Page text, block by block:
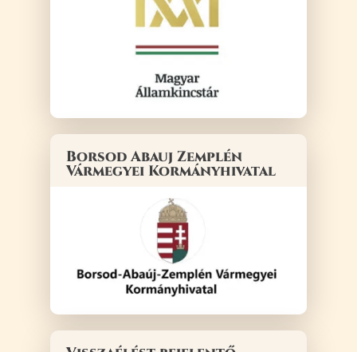
Borsod Abauj Zemplén
Vármegyei Kormányhivatal